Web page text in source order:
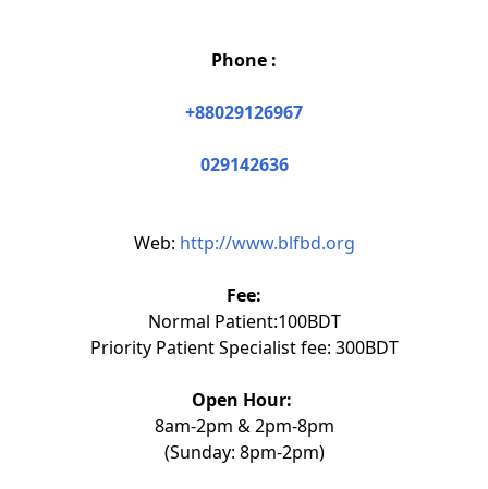
Phone :
+88029126967
029142636
Web: http://www.blfbd.org
Fee:
Normal Patient:100BDT
Priority Patient Specialist fee: 300BDT
Open Hour:
8am-2pm & 2pm-8pm
(Sunday: 8pm-2pm)